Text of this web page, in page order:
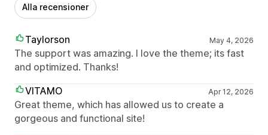
Alla recensioner
Taylorson May 4, 2026
The support was amazing. I love the theme; its fast
and optimized. Thanks!
VITAMO
Apr 12, 2026
Great theme, which has allowed us to create a
gorgeous and functional site!